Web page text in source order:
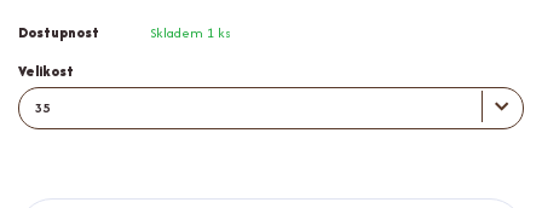
Dostupnost Skladem 1 ks
Velikost